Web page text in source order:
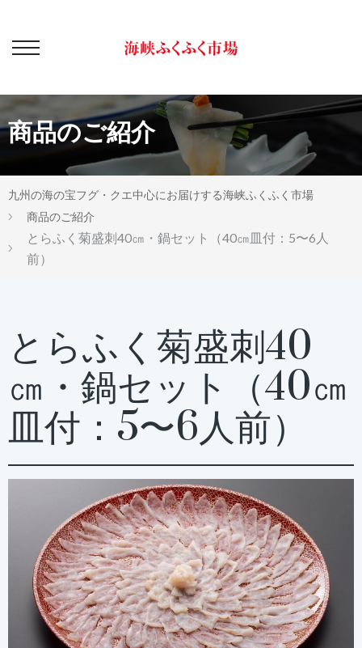
商品のご紹介
九州の海の宝フグ・クエ中心にお届けする海峡ふくふく市場
商品のご紹介
とらふく菊盛刺40㎝・鍋セット（40㎝皿付：5〜6人
前）
とらふく菊盛刺40
㎝・鍋セット（40㎝
皿付：5〜6人前）